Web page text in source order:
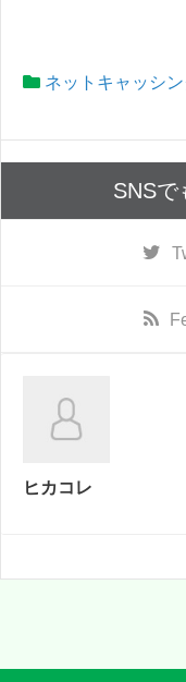
ネットキャッシ
SNSで
ヒカコレ